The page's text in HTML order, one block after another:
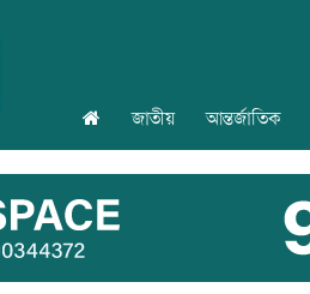
জাতীয় আন্তর্জাতিক